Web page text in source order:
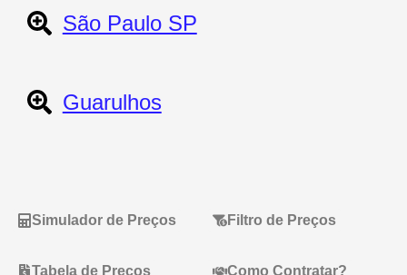
São Paulo SP
Guarulhos
Simulador de Preços Filtro de Preços
Tabela de Preços Como Contratar?